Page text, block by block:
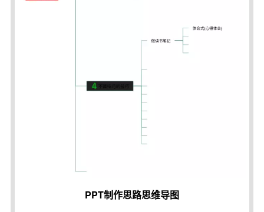
PPT制作思路思维导图